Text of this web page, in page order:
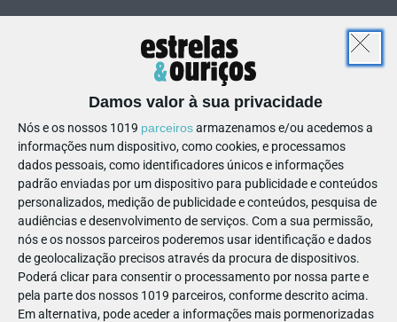
Damos valor à sua privacidade
Nós e os nossos 1019 parceirosarmazenamos e/ou acedemos a
informações num dispositivo, como cookies, e processamos
dados pessoais, como identificadores únicos e informações
padrão enviadas por um dispositivo para publicidade e conteúdos
personalizados, medição de publicidade e conteúdos, pesquisa de
audiências e desenvolvimento de serviços. Com a sua permissão,
nós e os nossos parceiros poderemos usar identificação e dados
de geolocalização precisos através da procura de dispositivos.
Poderá clicar para consentir o processamento por nossa parte e
pela parte dos nossos 1019 parceiros, conforme descrito acima.
Em alternativa, pode aceder a informações mais pormenorizadas
22